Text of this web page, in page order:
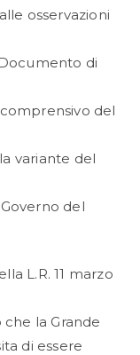
osservazioni
di
del
variante del
del
L.R. 11 marzo
che la Grande
di essere